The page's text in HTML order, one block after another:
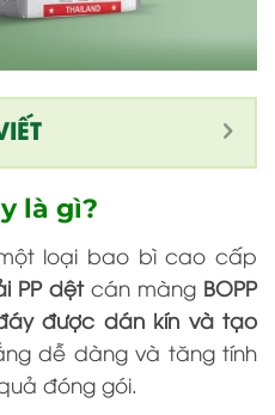
là gì?
loại bao bì cao cấp
PP dệtcán màng BOPP
được dán kín và tạo
dễ dàng và tăng tính
đóng gói.